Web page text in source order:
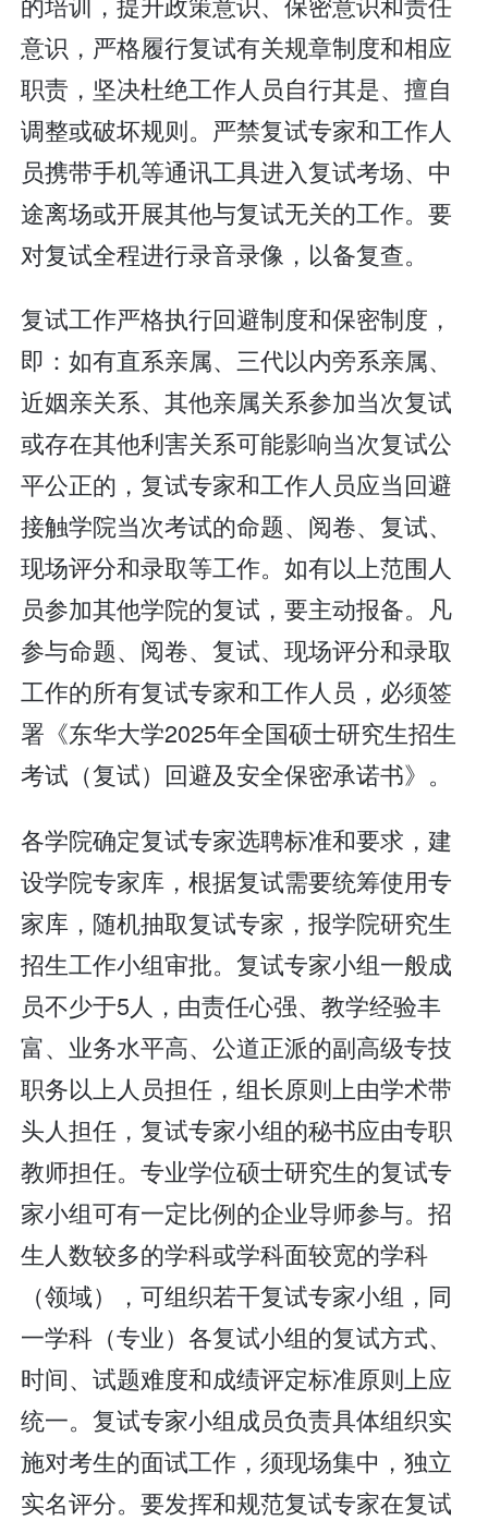
意识，严格履行复试有关规章制度和相应
职责，坚决杜绝工作人员自行其是、擅自
调整或破坏规则。严禁复试专家和工作人
员携带手机等通讯工具进入复试考场、中
途离场或开展其他与复试无关的工作。要
对复试全程进行录音录像，以备复查。
复试工作严格执行回避制度和保密制度，
即：如有直系亲属、三代以内旁系亲属、
近姻亲关系、其他亲属关系参加当次复试
或存在其他利害关系可能影响当次复试公
平公正的，复试专家和工作人员应当回避
接触学院当次考试的命题、阅卷、复试、
现场评分和录取等工作。如有以上范围人
员参加其他学院的复试，要主动报备。凡
参与命题、阅卷、复试、现场评分和录取
工作的所有复试专家和工作人员，必须签
署《东华大学2025年全国硕士研究生招生
考试（复试）回避及安全保密承诺书》。
各学院确定复试专家选聘标准和要求，建
设学院专家库，根据复试需要统筹使用专
家库，随机抽取复试专家，报学院研究生
招生工作小组审批。复试专家小组一般成
员不少于5人，由责任心强、教学经验丰
富、业务水平高、公道正派的副高级专技
职务以上人员担任，组长原则上由学术带
头人担任，复试专家小组的秘书应由专职
教师担任。专业学位硕士研究生的复试专
家小组可有一定比例的企业导师参与。招
生人数较多的学科或学科面较宽的学科
（领域），可组织若干复试专家小组，同
一学科（专业）各复试小组的复试方式、
时间、试题难度和成绩评定标准原则上应
统一。复试专家小组成员负责具体组织实
施对考生的面试工作，须现场集中，独立
实名评分。要发挥和规范复试专家在复试